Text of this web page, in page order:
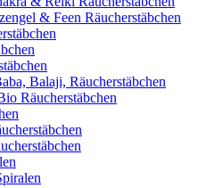
& Feen Räucherstäbchen
Balaji, Räucherstäbchen
Räucherstäbchen